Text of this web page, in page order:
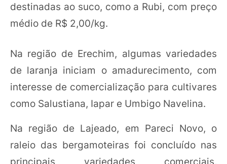
destinadas ao suco, como a Rubi, com preço
médio de R$ 2,00/kg.
Na região de Erechim, algumas variedades
de laranja iniciam o amadurecimento, com
interesse de comercialização para cultivares
como Salustiana, Iapar e Umbigo Navelina.
Na região de Lajeado, em Pareci Novo, o
raleio das bergamoteiras foi concluído nas
principais variedades comerciais,